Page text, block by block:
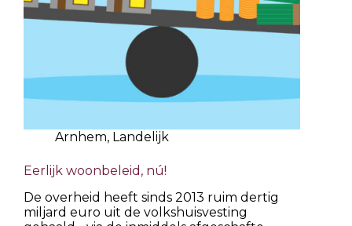
Arnhem, Landelijk
Eerlijk woonbeleid, nú!
De overheid heeft sinds 2013 ruim dertig
miljard euro uit de volkshuisvesting